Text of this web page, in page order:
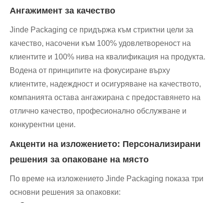
Ангажимент за качество
Jinde Packaging се придържа към стриктни цели за
качество, насочени към 100% удовлетвореност на
клиентите и 100% нива на квалификация на продукта.
Водена от принципите на фокусиране върху
клиентите, надеждност и осигуряване на качеството,
компанията остава ангажирана с предоставянето на
отлично качество, професионално обслужване и
конкурентни цени.
Акценти на изложението: Персонализирани
решения за опаковане на място
По време на изложението Jinde Packaging показа три
основни решения за опаковки: